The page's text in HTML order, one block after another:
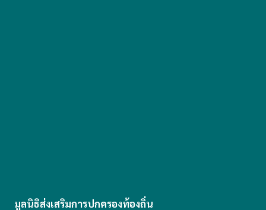
มูลนิธิส่งเสริมการปกครองท้องถิ่น